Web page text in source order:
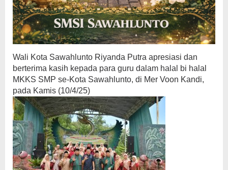
Wali Kota Sawahlunto Riyanda Putra apresiasi dan
berterima kasih kepada para guru dalam halal bi halal
MKKS SMP se-Kota Sawahlunto, di Mer Voon Kandi,
pada Kamis (10/4/25)